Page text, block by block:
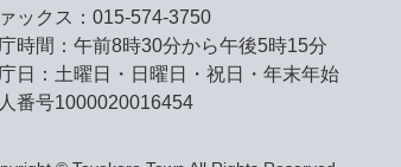
ックス：015-574-3750
時間：午前8時30分から午後5時15分
日：土曜日・日曜日・祝日・年末年始
番号1000020016454